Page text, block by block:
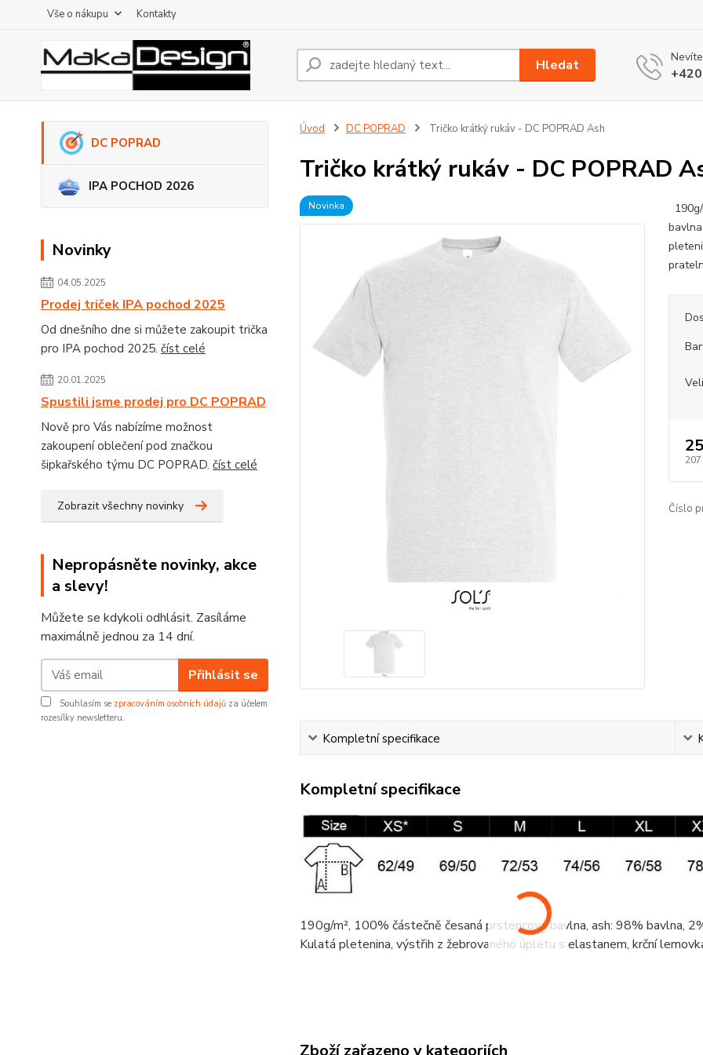
Vše o nákupu Kontakty
Hledat
DC POPRAD
IPA POCHOD 2026
Novinky
04.05.2025
Prodej triček IPA pochod 2025
Od dnešního dne si můžete zakoupit trička
pro IPA pochod 2025. číst celé
20.01.2025
Spustili jsme prodej pro DC POPRAD
Nově pro Vás nabízíme možnost
zakoupení oblečení pod značkou
šipkařského týmu DC POPRAD. číst celé
Zobrazit všechny novinky
Nepropásněte novinky, akce
a slevy!
Můžete se kdykoli odhlásit. Zasíláme
maximálně jednou za 14 dní.
Přihlásit se
Souhlasím se zpracováním osobních údajů za účelem
rozesílky newsletteru.
Úvod DC POPRAD Tričko krátký rukáv - DC POPRAD Ash
Tričko krátký rukáv - DC POPRAD
Novinka
207
Číslo
Kompletní specifikace
Kompletní specifikace
190g/m², 100% částečně česaná prstencovábavlna, ash: 98% bavlna,
Kulatá pletenina, výstřih z žebrovaného úpletu s elastanem, krční
Zboží zařazeno v kategoriích